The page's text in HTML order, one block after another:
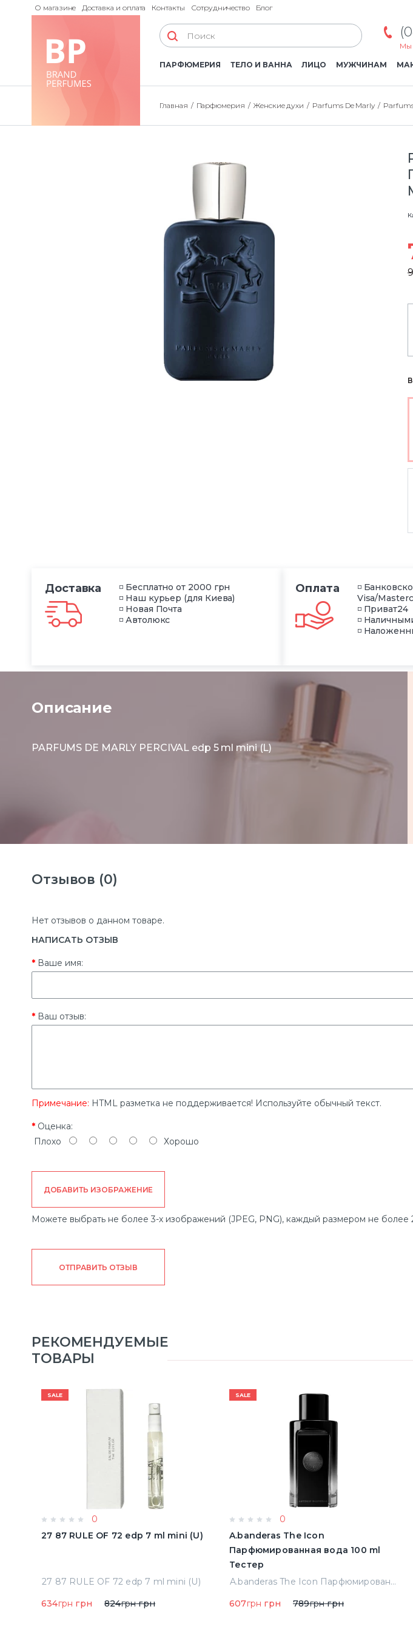
О магазине Доставка и оплата Контакты Сотрудничество Блог
Мы
ПАРФЮМЕРИЯ ТЕЛО И ВАННА ЛИЦО МУЖЧИНАМ
Главная Парфюмерия Женские духи Parfums De Marly
Доставка
◽ Бесплатно от 2000 грн
◽ Наш курьер (для Киева)
◽ Новая Почта
◽ Автолюкс
Оплата
◽
Visa/
◽ Приват24
◽
◽
Описание
PARFUMS DE MARLY PERCIVAL edp 5 ml mini (L)
Отзывов (0)
Нет отзывов о данном товаре.
НАПИСАТЬ ОТЗЫВ
Ваше имя:
Ваш отзыв:
Примечание: HTML разметка не поддерживается! Используйте обычный текст.
Оценка:
Плохо
Хорошо
ДОБАВИТЬ ИЗОБРАЖЕНИЕ
Можете выбрать не более 3-х изображений (JPEG, PNG), каждый размером не более
ОТПРАВИТЬ ОТЗЫВ
РЕКОМЕНДУЕМЫЕ
ТОВАРЫ
SALE
0
27 87 RULE OF 72 edp 7 ml mini (U)
27 87 RULE OF 72 edp 7 ml mini (U)
634грн грн 824грнгрн
SALE
0
A.banderas The Icon
Парфюмированная вода 100 ml
Тестер
A.banderas The Icon Парфюмированная вода 100 ml Тестер
607грн грн 789грнгрн